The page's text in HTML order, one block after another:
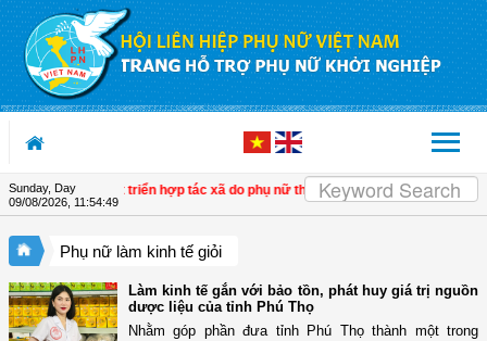
Skip to Content
Sunday, Day
09/08/2026 11:54:50
cực trong phát triển hợp tác xã do phụ nữ tham gia quản lý | Tây Ninh: Thổi
Phụ nữ làm kinh tế giỏi
Làm kinh tế gắn với bảo tồn, phát huy giá trị nguồn
dược liệu của tỉnh Phú Thọ
Nhằm góp phần đưa tỉnh Phú Thọ thành một trong